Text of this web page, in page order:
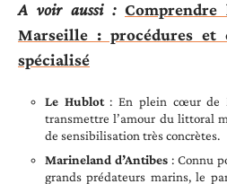
A voir aussi :
Marseille : procédures et
spécialisé
Le Hublot: En plein cœur de
transmettre l’amour du littoral
de sensibilisation très concrètes.
Marineland d’Antibes : Connu
grands prédateurs marins, le